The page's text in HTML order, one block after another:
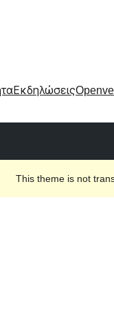
Εκδηλώσεις
This theme is not